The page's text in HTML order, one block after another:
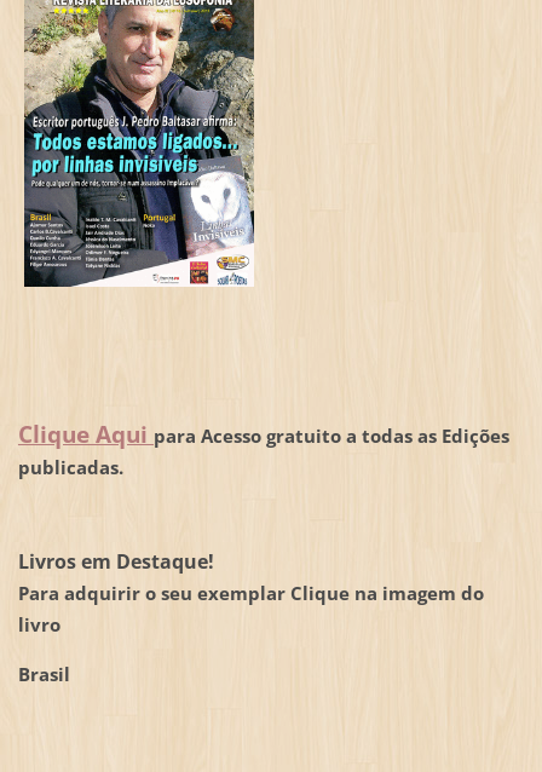
Clique Aqui para Acesso gratuito a todas as Edições
publicadas.
Livros em Destaque!
Para adquirir o seu exemplar Clique na imagem do
livro
Brasil